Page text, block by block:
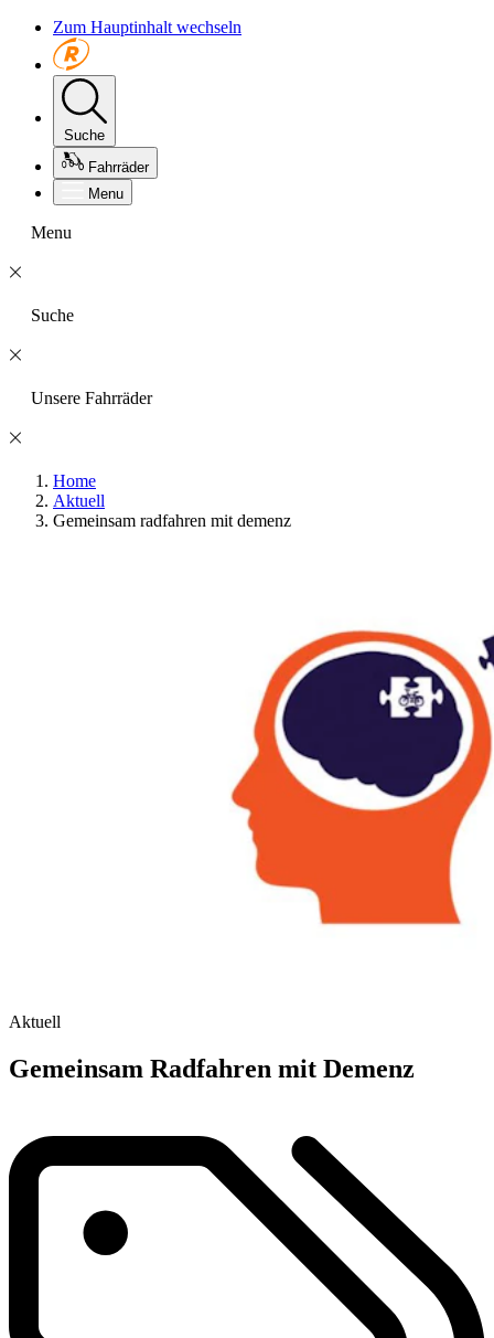
Zum Hauptinhalt wechseln
Suche
Fahrräder
Menu
Menu
Suche
Unsere Fahrräder
Home
Aktuell
Gemeinsam radfahren mit demenz
Aktuell
Gemeinsam Radfahren mit Demenz